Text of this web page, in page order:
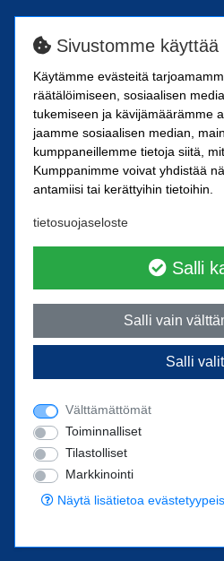
SN-
Riimukatu
20380
SN-Kiinnike
33800
00390
Ota
Puhelin02
© 2022 SN-Kiinnike Oy
Sivustomme käyttää
Käytämme evästeitä
räätälöimiseen, sosiaalisen
tukemiseen ja kävijämäärämme
jaamme sosiaalisen median,
kumppaneillemme tietoja siitä,
Kumppanimme voivat yhdistää
antamiisi tai kerättyihin tietoihin.
tietosuojaseloste
Salli
Salli vain
Salli
Välttämättömät
Toiminnalliset
Tilastolliset
Markkinointi
Näytä lisätietoa